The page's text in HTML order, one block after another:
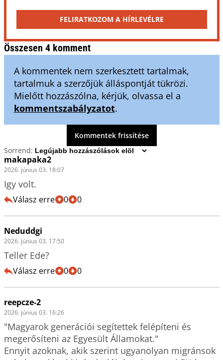
FELIRATKOZOM A HÍRLEVÉLRE
Összesen 4 komment
A kommentek nem szerkesztett tartalmak,
tartalmuk a szerzőjük álláspontját tükrözi.
Mielőtt hozzászólna, kérjük, olvassa el a
kommentszabályzatot.
Kommentek frissítése
Sorrend:
makapaka2
2026. június 03. 18:07
Igy volt.
Válasz erre 0 0
Neduddgi
2026. június 03. 17:50
Teller Ede?
Válasz erre 0 0
reepcze-2
2026. június 03. 16:26
"Magyarok generációi segítettek felépíteni és
megerősíteni az Egyesült Államokat."
Ennyit azoknak, akik szerint ugyanolyan migránsok